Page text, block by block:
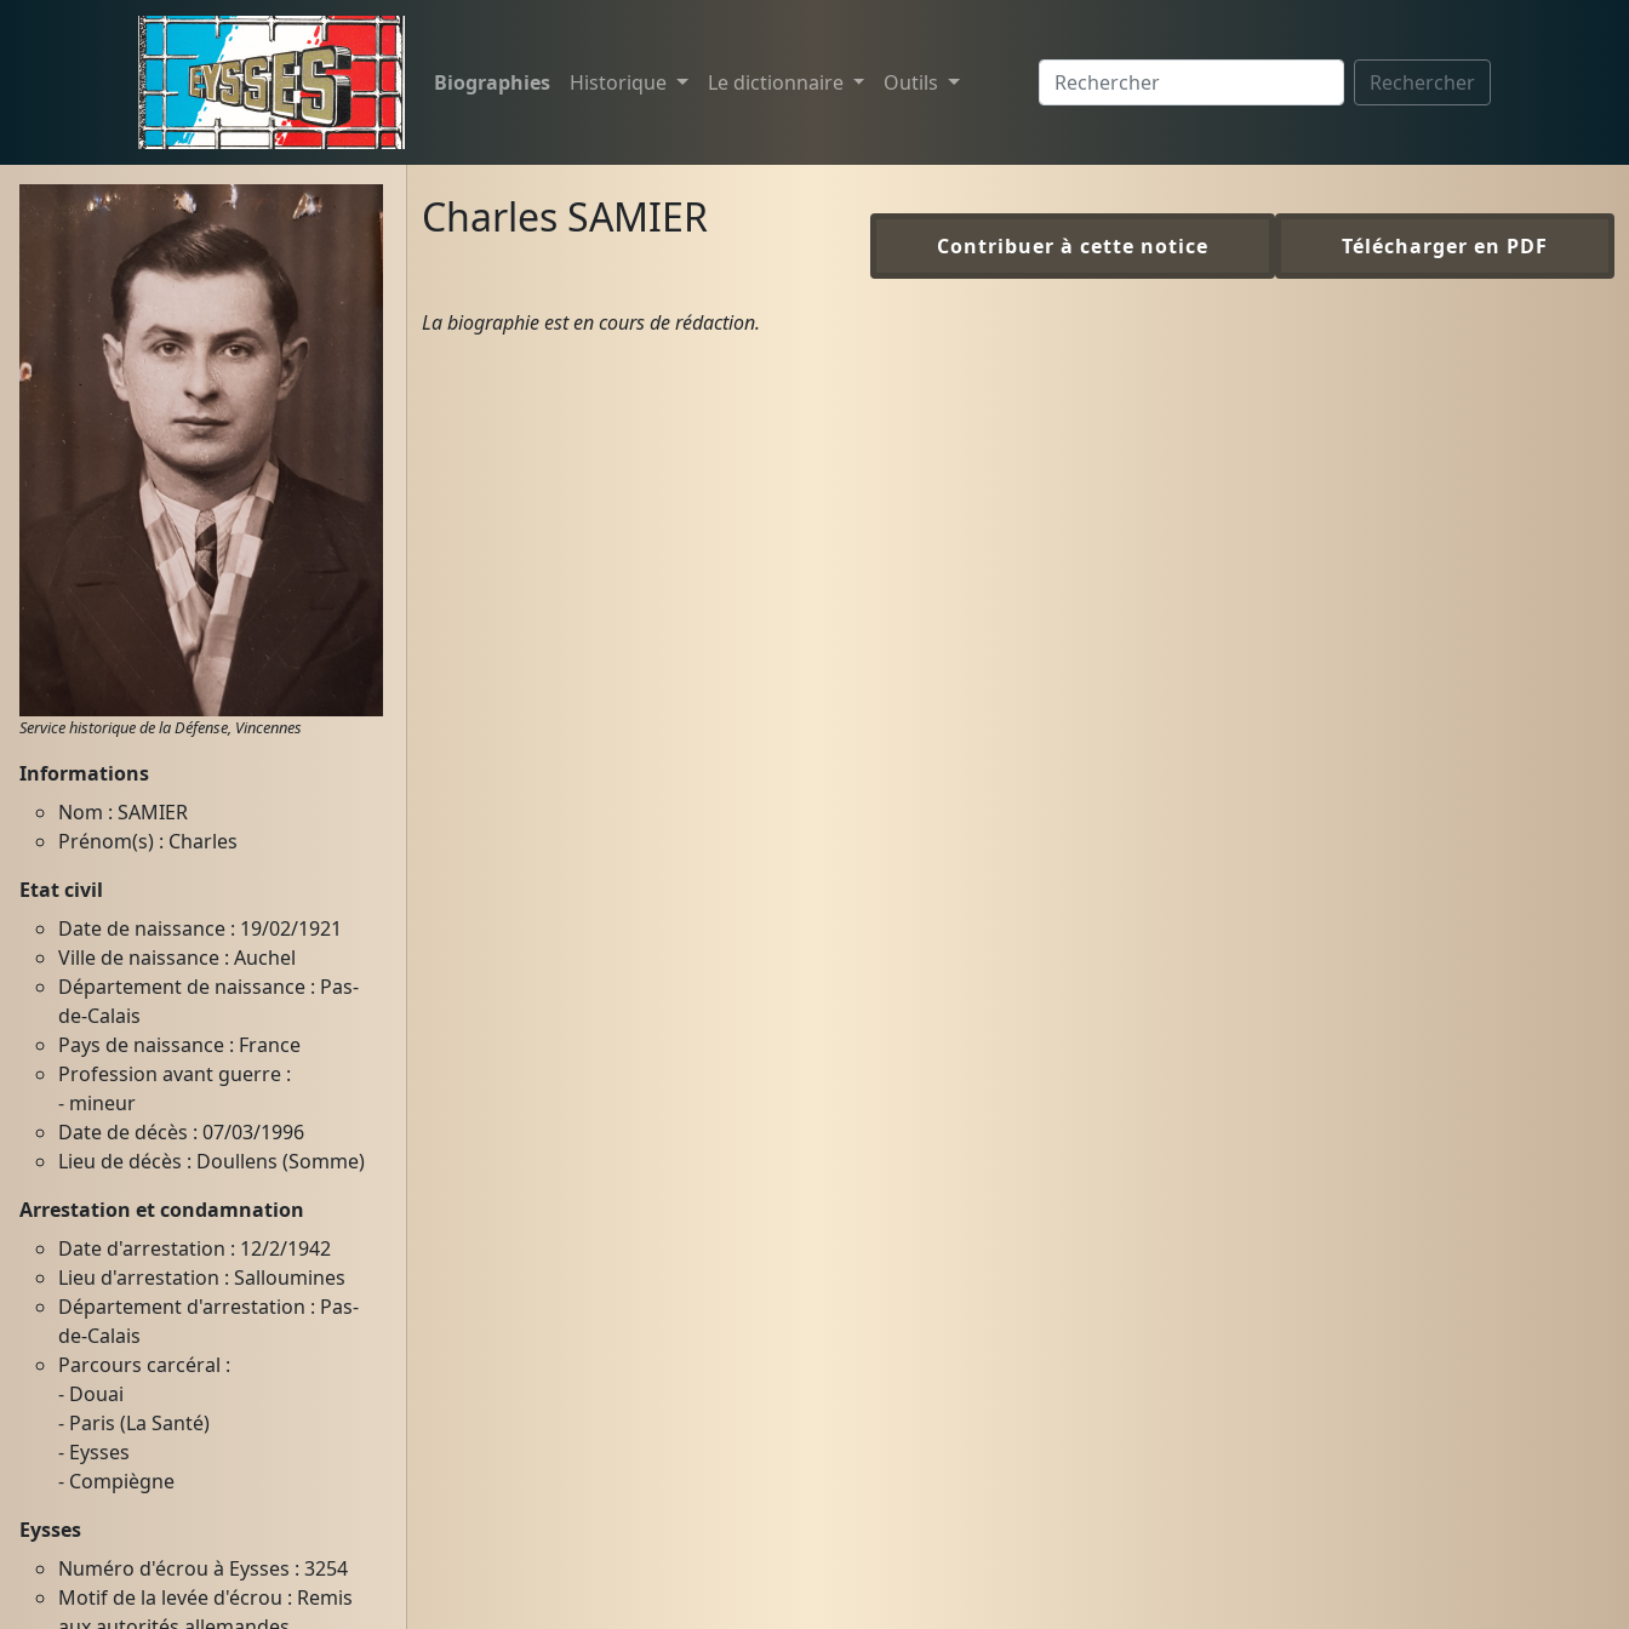
Biographies Historique Le dictionnaire Outils Rechercher
Service historique de la Défense, Vincennes
Informations
Nom : SAMIER
Prénom(s) : Charles
Etat civil
Date de naissance : 19/02/1921
Ville de naissance : Auchel
Département de naissance : Pas-
de-Calais
Pays de naissance : France
Profession avant guerre :
- mineur
Date de décès : 07/03/1996
Lieu de décès : Doullens (Somme)
Arrestation et condamnation
Date d'arrestation : 12/2/1942
Lieu d'arrestation : Salloumines
Département d'arrestation : Pas-
de-Calais
Parcours carcéral :
- Douai
- Paris (La Santé)
- Eysses
- Compiègne
Eysses
Numéro d'écrou à Eysses : 3254
Motif de la levée d'écrou : Remis
Charles SAMIER
Contribuer à cette notice Télécharger en PDF
La biographie est en cours de rédaction.